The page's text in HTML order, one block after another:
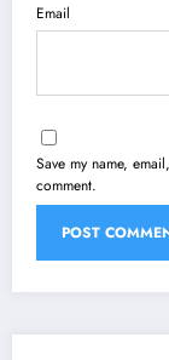
Email
Save my name,
comment.